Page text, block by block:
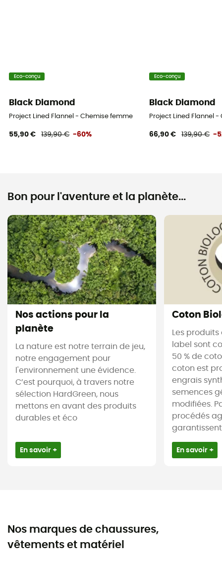
Eco-conçu
Black Diamond
Project Lined Flannel - Chemise femme
55,90 € 139,90 € -60%
Eco-conçu
Black Diamond
Project Lined Flannel
66,90 € 139,90 € -
Bon pour l'aventure et la planète...
Nos actions pour la
planète
La nature est notre terrain de jeu,
notre engagement pour
l'environnement une évidence.
C’est pourquoi, à travers notre
sélection HardGreen, nous
mettons en avant des produits
durables et éco
En savoir +
Coton
Les
label sont
50 % de
coton est
engrais
semences
modifiées.
procédés
garantissent
En savoir +
Nos marques de chaussures,
vêtements et matériel